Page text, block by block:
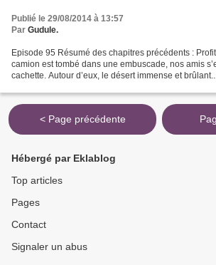
Publié le 29/08/2014 à 13:57
Par Gudule.
Episode 95 Résumé des chapitres précédents :
camion est tombé dans une embuscade, nos amis
cachette. Autour d’eux, le désert immense et
< Page précédente
Hébergé par Eklablog
Top articles
Pages
Contact
Signaler un abus